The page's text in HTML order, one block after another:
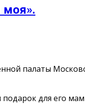
моя».
палаты
для его